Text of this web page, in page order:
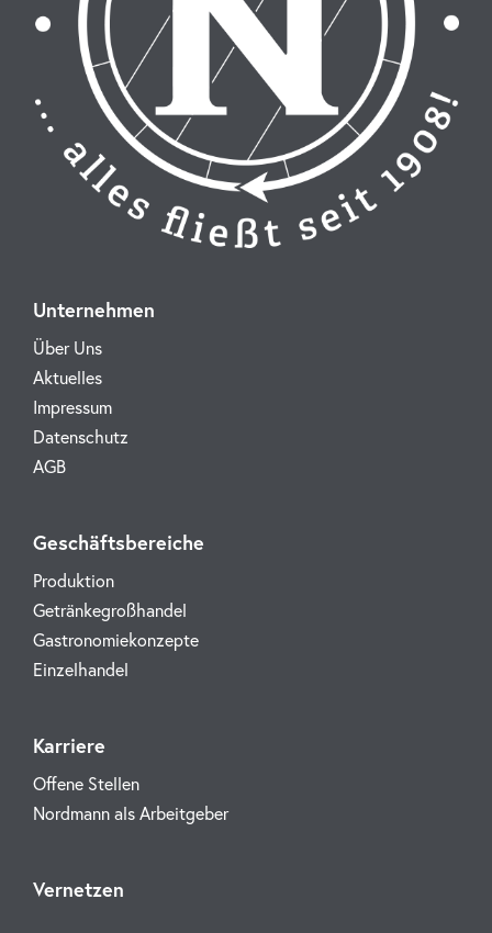
Unternehmen
Über Uns
Aktuelles
Impressum
Datenschutz
AGB
Geschäftsbereiche
Produktion
Getränkegroßhandel
Gastronomiekonzepte
Einzelhandel
Karriere
Offene Stellen
Nordmann als Arbeitgeber
Vernetzen